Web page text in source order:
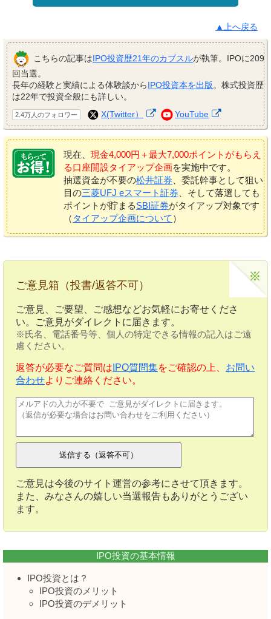
▲上へ戻る
こちらの記事はIPO投資歴21年のカブスルが執筆。IPOに209
回当選。
長年の経験と実績による体験談からIPO投資本を出版。株式投資歴
は22年で投資全般にも詳しい。
2.4万人のフォロワー X(Twitter） YouTube
現在、 現金4,000円＋最大7,000ポイントがもらえ
る口座開設タイアップ企画を実施中です。
抽選資金が不要の松井証券 、委託幹事として狙い
目の三菱UFJ eスマート証券 、そして落選しても
ポイントが貯まるSBI証券がタイアップ対象です
（ タイアップ企画について ）
ご意見箱（投書/返答不可）
ご意見、ご要望、ご感想などお気軽にお寄せくださ
い。ご意見がダイレクトに届きます。
※氏名、電話番号等、個人の特定できる情報の記入はご遠
慮ください。
返答が必要なご質問は IPO質問集をご確認の上、 お問い
合わせよりご連絡ください。
ご意見は今後のサイト運営の参考にさせて頂きます。
また、みなさんの嬉しい当選報告もありがとうござい
ます。
IPO投資の基本情報
IPO投資とは？
IPO投資のメリット
IPO投資のデメリット